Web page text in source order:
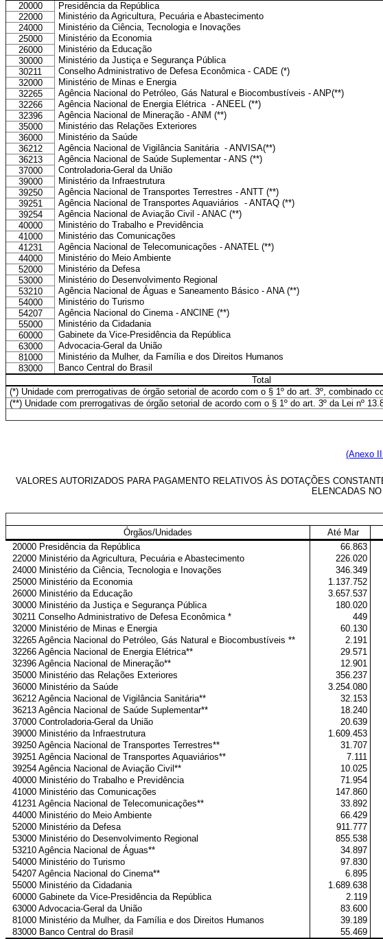
20000
Presidência da República
22000
Ministério da Agricultura, Pecuária e Abastecimento
24000
Ministério da Ciência, Tecnologia e Inovações
25000
Ministério da Economia
26000
Ministério da Educação
30000
Ministério da Justiça e Segurança Pública
30211
Conselho Administrativo de Defesa Econômica - CADE (*)
32000
Ministério de Minas e Energia
32265
Agência Nacional do Petróleo, Gás Natural e Biocombustíveis - ANP(**)
32266
Agência Nacional de Energia Elétrica - ANEEL (**)
32396
Agência Nacional de Mineração - ANM (**)
35000
Ministério das Relações Exteriores
36000
Ministério da Saúde
36212
Agência Nacional de Vigilância Sanitária - ANVISA(**)
36213
Agência Nacional de Saúde Suplementar - ANS (**)
37000
Controladoria-Geral da União
39000
Ministério da Infraestrutura
39250
Agência Nacional de Transportes Terrestres - ANTT (**)
39251
Agência Nacional de Transportes Aquaviários - ANTAQ (**)
39254
Agência Nacional de Aviação Civil - ANAC (**)
40000
Ministério do Trabalho e Previdência
41000
Ministério das Comunicações
41231
Agência Nacional de Telecomunicações - ANATEL (**)
44000
Ministério do Meio Ambiente
52000
Ministério da Defesa
53000
Ministério do Desenvolvimento Regional
53210
Agência Nacional de Águas e Saneamento Básico - ANA (**)
54000
Ministério do Turismo
54207
Agência Nacional do Cinema - ANCINE (**)
55000
Ministério da Cidadania
60000
Gabinete da Vice-Presidência da República
63000
Advocacia-Geral da União
81000
Ministério da Mulher, da Família e dos Direitos Humanos
83000
Banco Central do Brasil
Total
(*) Unidade com prerrogativas de órgão setorial de acordo com o § 1º do art. 3º, combinado
(**) Unidade com prerrogativas de órgão setorial de acordo com o § 1º do art. 3º da Lei nº
(Anexo
VALORES AUTORIZADOS PARA PAGAMENTO RELATIVOS ÀS DOTAÇÕES
ELENCADAS NO
Órgãos/Unidades
Até Mar
20000 Presidência da República
66.863
22000 Ministério da Agricultura, Pecuária e Abastecimento
226.020
24000 Ministério da Ciência, Tecnologia e Inovações
346.349
25000 Ministério da Economia
1.137.752
26000 Ministério da Educação
3.657.537
30000 Ministério da Justiça e Segurança Pública
180.020
30211 Conselho Administrativo de Defesa Econômica *
449
32000 Ministério de Minas e Energia
60.130
32265 Agência Nacional do Petróleo, Gás Natural e Biocombustíveis **
2.191
32266 Agência Nacional de Energia Elétrica**
29.571
32396 Agência Nacional de Mineração**
12.901
35000 Ministério das Relações Exteriores
356.237
36000 Ministério da Saúde
3.254.080
36212 Agência Nacional de Vigilância Sanitária**
32.153
36213 Agência Nacional de Saúde Suplementar**
18.240
37000 Controladoria-Geral da União
20.639
39000 Ministério da Infraestrutura
1.609.453
39250 Agência Nacional de Transportes Terrestres**
31.707
39251 Agência Nacional de Transportes Aquaviários**
7.111
39254 Agência Nacional de Aviação Civil**
10.025
40000 Ministério do Trabalho e Previdência
71.954
41000 Ministério das Comunicações
147.860
41231 Agência Nacional de Telecomunicações**
33.892
44000 Ministério do Meio Ambiente
66.429
52000 Ministério da Defesa
911.777
53000 Ministério do Desenvolvimento Regional
855.538
53210 Agência Nacional de Águas**
34.897
54000 Ministério do Turismo
97.830
54207 Agência Nacional do Cinema**
6.895
55000 Ministério da Cidadania
1.689.638
60000 Gabinete da Vice-Presidência da República
2.119
63000 Advocacia-Geral da União
83.600
81000 Ministério da Mulher, da Família e dos Direitos Humanos
39.189
83000 Banco Central do Brasil
55.469